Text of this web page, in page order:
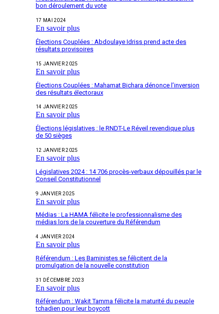
bon déroulement du vote
17 MAI 2024
En savoir plus
Élections Couplées : Abdoulaye Idriss prend acte des
résultats provisoires
15 JANVIER 2025
En savoir plus
Élections Couplées : Mahamat Bichara dénonce l’inversion
des résultats électoraux
14 JANVIER 2025
En savoir plus
Élections législatives : le RNDT-Le Réveil revendique plus
de 50 sièges
12 JANVIER 2025
En savoir plus
Législatives 2024 : 14 706 procès-verbaux dépouillés par le
Conseil Constitutionnel
9 JANVIER 2025
En savoir plus
Médias : La HAMA félicite le professionnalisme des
médias lors de la couverture du Référendum
4 JANVIER 2024
En savoir plus
Référendum : Les Baministes se félicitent de la
promulgation de la nouvelle constitution
31 DÉCEMBRE 2023
En savoir plus
Référendum : Wakit Tamma félicite la maturité du peuple
tchadien pour leur boycott